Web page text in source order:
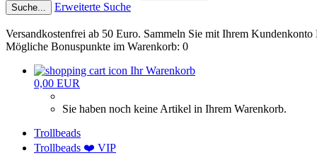
Suche... Erweiterte Suche
Versandkostenfrei ab 50 Euro. Sammeln Sie mit Ihrem Kundenkonto
Mögliche Bonuspunkte im Warenkorb: 0
Ihr Warenkorb
0,00 EUR
Sie haben noch keine Artikel in Ihrem Warenkorb.
Trollbeads
Trollbeads ❤️ VIP